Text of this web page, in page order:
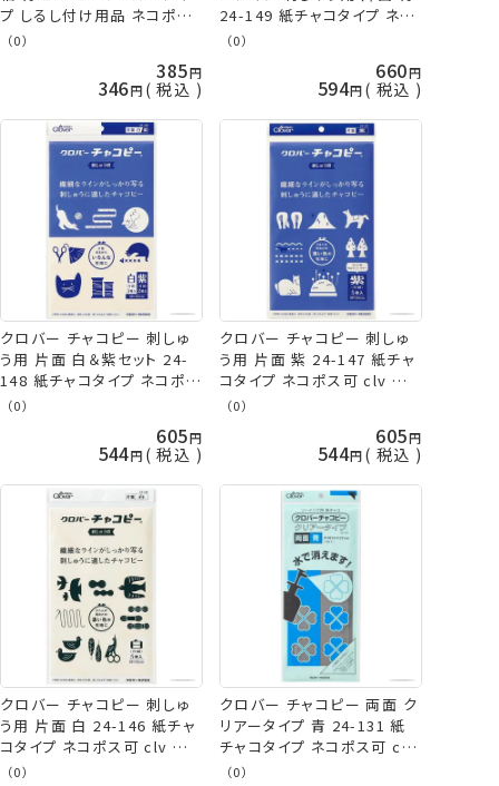
プ しるし付け用品 ネコポス
可 clv 手芸の山久
（0）
385
346 税込
24-149 紙チャコタイプ ネコ
ポス可 clv 手芸の山久
（0）
660
594 税込
クロバー チャコピー 刺しゅ
う用 片面 白＆紫セット 24-
148 紙チャコタイプ ネコポス
可 clv 手芸の山久
（0）
605
544 税込
クロバー チャコピー 刺しゅ
う用 片面 紫 24-147 紙チャ
コタイプ ネコポス可 clv 手
芸の山久
（0）
605
544 税込
クロバー チャコピー 刺しゅ
う用 片面 白 24-146 紙チャ
コタイプ ネコポス可 clv 手
芸の山久
（0）
クロバー チャコピー 両面 ク
リアータイプ 青 24-131 紙
チャコタイプ ネコポス可 clv
手芸の山久
（0）